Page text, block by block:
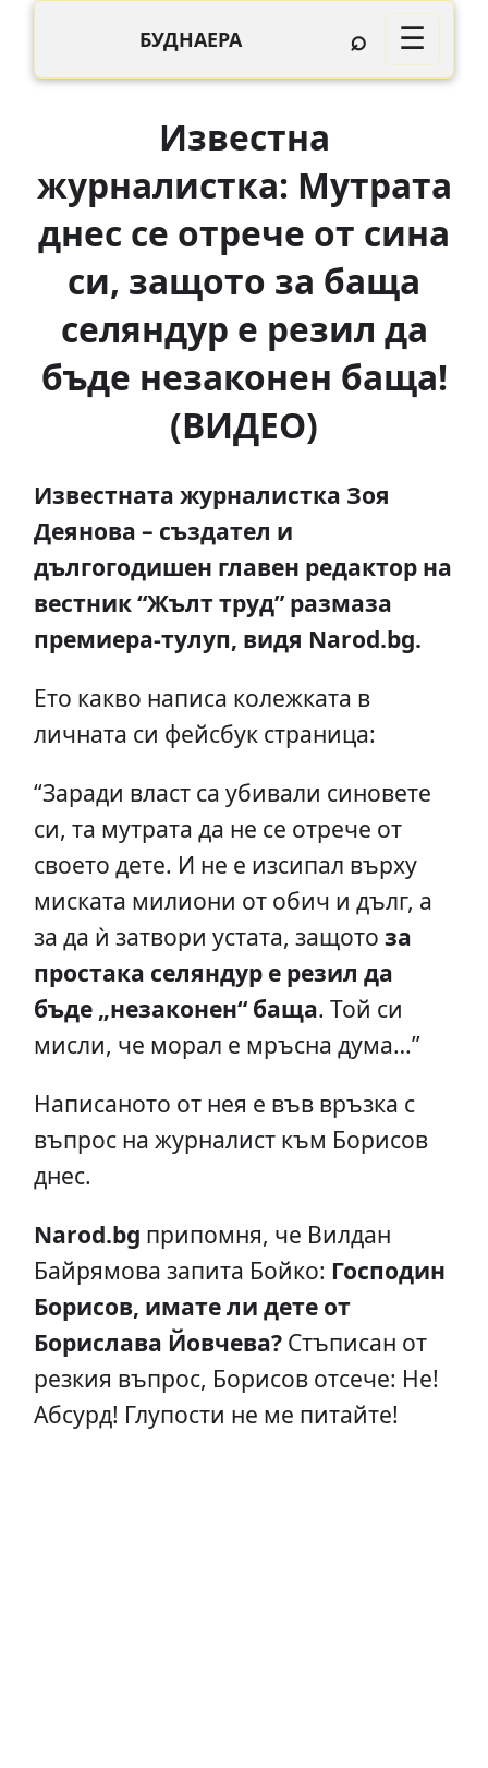
БУДНАЕРА ⌕ ☰
Известна
журналистка: Мутрата
днес се отрече от сина
си, защото за баща
селяндур е резил да
бъде незаконен баща!
(ВИДЕО)
Известната журналистка Зоя
Деянова – създател и
дългогодишен главен редактор на
вестник “Жълт труд” размаза
премиера-тулуп, видя Narod.bg.
Ето какво написа колежката в
личната си фейсбук страница:
“Заради власт са убивали синовете
си, та мутрата да не се отрече от
своето дете. И не е изсипал върху
миската милиони от обич и дълг, а
за да ѝ затвори устата, защото за
простака селяндур е резил да
бъде „незаконен“ баща. Той си
мисли, че морал е мръсна дума…”
Написаното от нея е във връзка с
въпрос на журналист към Борисов
днес.
Narod.bg припомня, че Вилдан
Байрямова запита Бойко: Господин
Борисов, имате ли дете от
Борислава Йовчева? Стъписан от
резкия въпрос, Борисов отсече: Не!
Абсурд! Глупости не ме питайте!